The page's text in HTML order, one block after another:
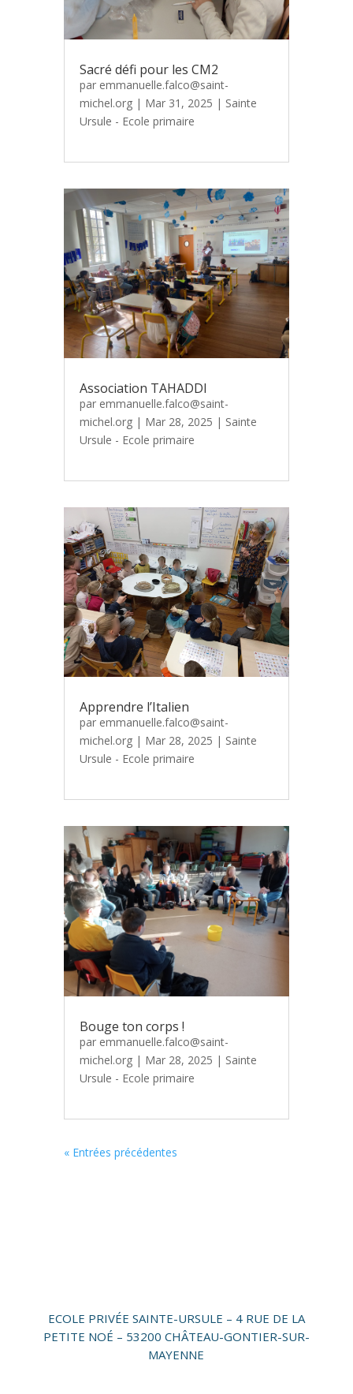
Sacré défi pour les CM2
par emmanuelle.falco@saint-
michel.org| Mar 31, 2025 | Sainte
Ursule - Ecole primaire
Association TAHADDI
par emmanuelle.falco@saint-
michel.org| Mar 28, 2025 | Sainte
Ursule - Ecole primaire
Apprendre l’Italien
par emmanuelle.falco@saint-
michel.org| Mar 28, 2025 | Sainte
Ursule - Ecole primaire
Bouge ton corps !
par emmanuelle.falco@saint-
michel.org| Mar 28, 2025 | Sainte
Ursule - Ecole primaire
« Entrées précédentes
ECOLE PRIVÉE SAINTE-URSULE – 4 RUE DE LA
PETITE NOÉ – 53200 CHÂTEAU-GONTIER-SUR-
MAYENNE